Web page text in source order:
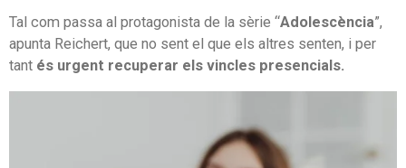
Tal com passa al protagonista de la sèrie “Adolescència”,
apunta Reichert, que no sent el que els altres senten, i per
tant és urgent recuperar els vincles presencials.